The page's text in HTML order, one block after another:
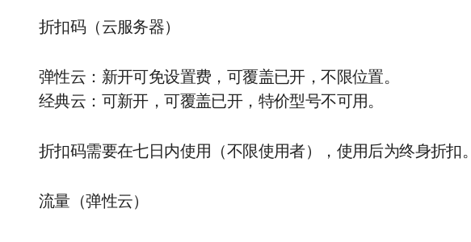
折扣码（云服务器）
弹性云：新开可免设置费，可覆盖已开，不限位置。
经典云：可新开，可覆盖已开，特价型号不可用。
折扣码需要在七日内使用（不限使用者），使用后为终身折扣。
流量（弹性云）